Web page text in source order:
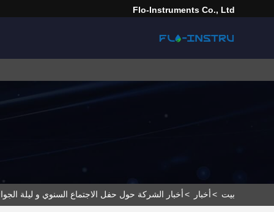
Flo-Instruments Co., Ltd
بيت >أخبار >أخبار الشركة حول حفل الاجتماع السنوي و ليلة